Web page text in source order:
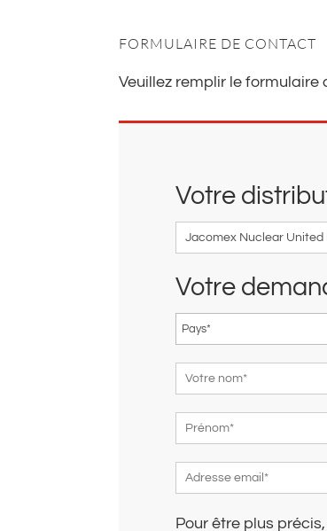
FORMULAIRE DE CONTACT
Veuillez remplir le
Votre
Votre
Pour être plus